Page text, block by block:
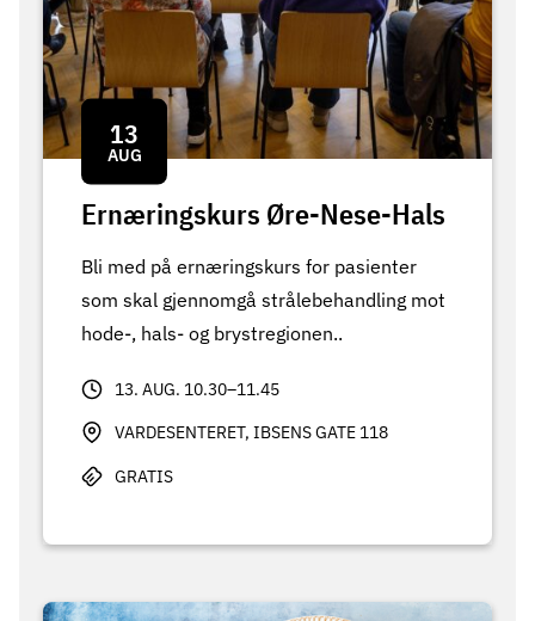
13
AUG
Ernæringskurs Øre-Nese-Hals
Bli med på ernæringskurs for pasienter
som skal gjennomgå strålebehandling mot
hode-, hals- og brystregionen..
13. AUG. 10.30–11.45
VARDESENTERET, IBSENS GATE 118
GRATIS